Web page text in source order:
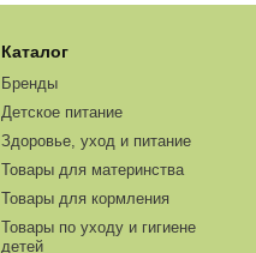
Каталог
Бренды
Детское питание
Здоровье, уход и питание
Товары для материнства
Товары для кормления
Товары по уходу и гигиене
детей